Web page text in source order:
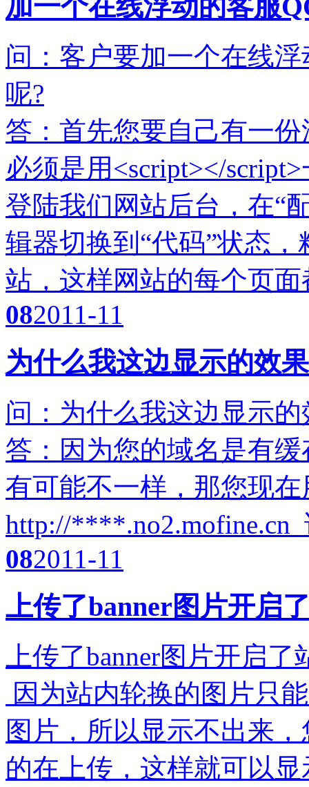
加一个在线浮动的客服
问：客户要加一个在线
呢?
答：首先您要自己有一
必须是用<script></
登陆我们网站后台，在“
辑器切换到“代码”状态
站，这样网站的每个页
082011-11
为什么我这边显示的效
问：为什么我这边显示
答：因为您的域名是有
有可能不一样，那您现
http://****.no2.mofine.cn
082011-11
上传了banner图片开启
上传了banner图片开启
因为站内轮换的图片只
图片，所以显示不出来
的在上传，这样就可以显